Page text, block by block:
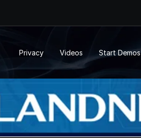
Privacy Videos Start Demos